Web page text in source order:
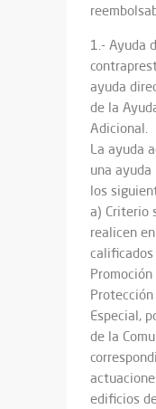
1.- Ayuda
ayuda
de la
Adicional.
La ayuda
una ayuda
los
a) Criterio
realicen
Especial,
de la
edificios